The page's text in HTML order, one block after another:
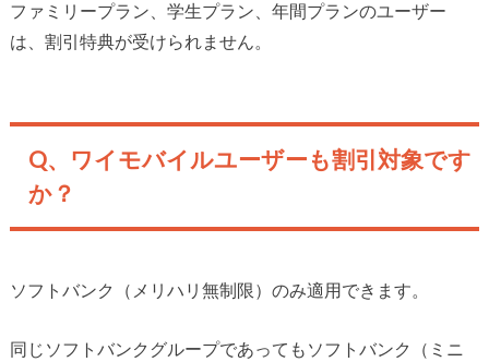
ファミリープラン、学生プラン、年間プランのユーザー
は、割引特典が受けられません。
Q、ワイモバイルユーザーも割引対象です
か？
ソフトバンク（メリハリ無制限）のみ適用できます。
同じソフトバンクグループであってもソフトバンク（ミニ